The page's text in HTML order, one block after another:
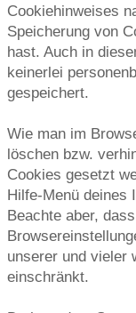
Cookiehinweises
Speicherung von
hast. Auch in
keinerlei
gespeichert.
Wie man im
löschen bzw.
Cookies gesetzt
Hilfe-Menü deines
Beachte aber,
unserer und vieler
einschränkt.